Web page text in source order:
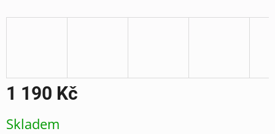
1 190 Kč
cena:
Skladem